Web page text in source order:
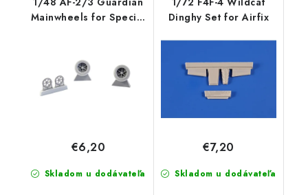
Mainwheels for Special
Skladom u dodávateľa
€6,20
Dinghy Set for Airfix
Skladom u dodávateľa
€7,20